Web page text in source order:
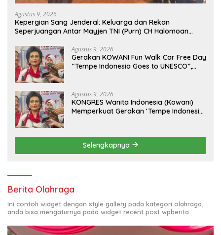
Agustus 9, 2026
Kepergian Sang Jenderal: Keluarga dan Rekan
Seperjuangan Antar Mayjen TNI (Purn) CH Halomoan
Agustus 9, 2026
Gerakan KOWANI Fun Walk Car Free Day
“Tempe Indonesia Goes to UNESCO”,
Agustus 9, 2026
KONGRES Wanita Indonesia (Kowani)
Memperkuat Gerakan ‘Tempe Indonesia
Selengkapnya
Berita Olahraga
Ini contoh widget dengan style gallery pada kategori olahraga,
anda bisa mengaturnya pada widget recent post wpberita.